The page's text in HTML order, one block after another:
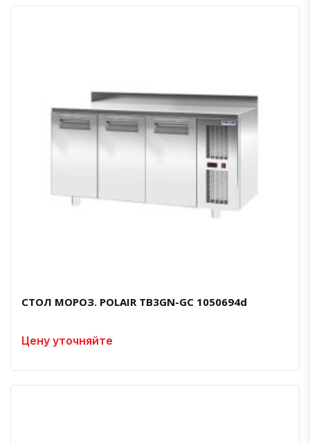
СТОЛ МОРОЗ. POLAIR TB3GN-GC 1050694d
Цену уточняйте